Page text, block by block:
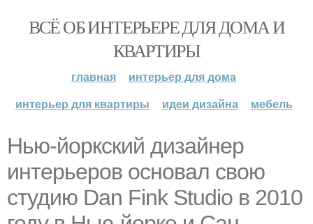
ВСЁ ОБ ИНТЕРЬЕРЕ ДЛЯ ДОМА И
КВАРТИРЫ
главная
интерьер для дома
интерьер для квартиры
идеи дизайна мебель
Нью-йоркский дизайнер
интерьеров основал свою
студию Dan Fink Studio в 2010